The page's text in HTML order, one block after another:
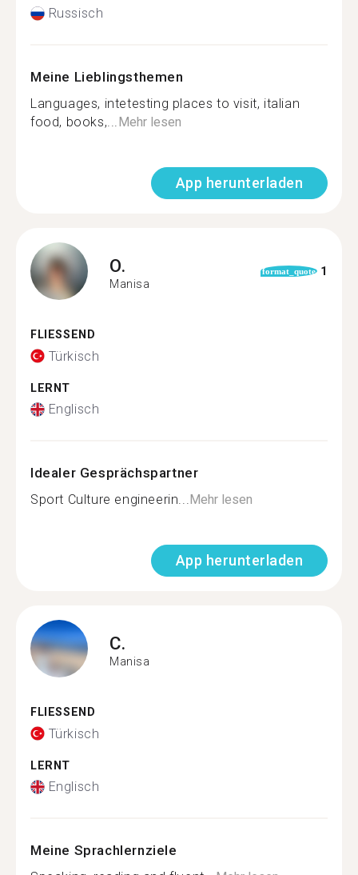
Russisch
Meine Lieblingsthemen
Languages, intetesting places to visit, italian
food, books,...Mehr lesen
App herunterladen
O.
Manisa
format_quote 1
FLIESSEND
Türkisch
LERNT
Englisch
Idealer Gesprächspartner
Sport Culture engineerin...Mehr lesen
App herunterladen
C.
Manisa
FLIESSEND
Türkisch
LERNT
Englisch
Meine Sprachlernziele